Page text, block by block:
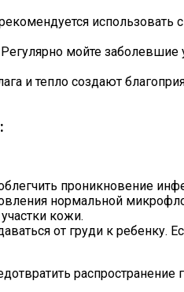
мойте
и тепло создают
проникновение
нормальной
кожи.
от груди к ребенку.